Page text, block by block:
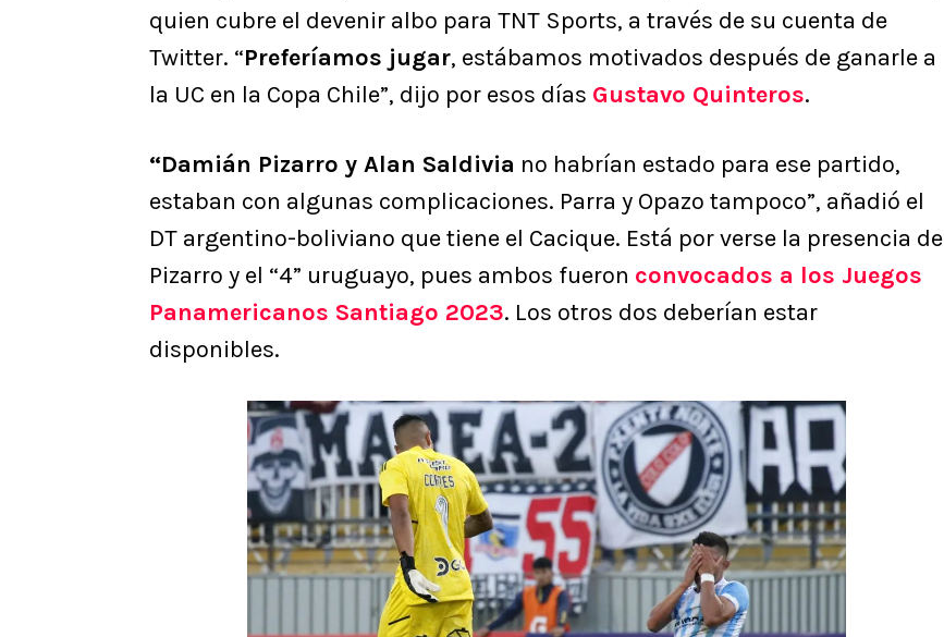
quien cubre el devenir albo para TNT Sports, a través de su cuenta de
Twitter. “Preferíamos jugar, estábamos motivados después de ganarle a
la UC en la Copa Chile”, dijo por esos días Gustavo Quinteros.
“Damián Pizarro y Alan Saldivia no habrían estado para ese partido,
estaban con algunas complicaciones. Parra y Opazo tampoco”, añadió el
DT argentino-boliviano que tiene el Cacique. Está por verse la presencia de
Pizarro y el “4” uruguayo, pues ambos fueron convocados a los Juegos
Panamericanos Santiago 2023. Los otros dos deberían estar
disponibles.